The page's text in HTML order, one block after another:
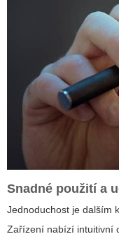
Snadné použití a
Jednoduchost je dalším
Zařízení nabízí intuitivní